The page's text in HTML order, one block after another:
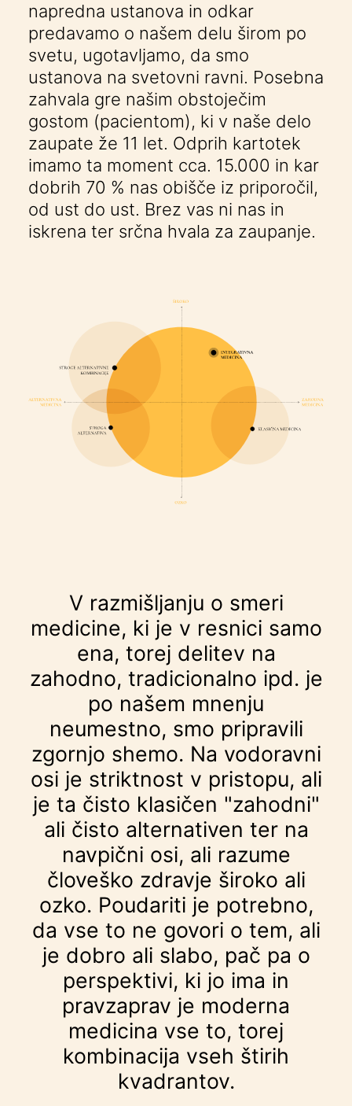
napredna ustanova in odkar
predavamo o našem delu širom po
svetu, ugotavljamo, da smo
ustanova na svetovni ravni. Posebna
zahvala gre našim obstoječim
gostom (pacientom), ki v naše delo
zaupate že 11 let. Odprih kartotek
imamo ta moment cca. 15.000 in kar
dobrih 70 % nas obišče iz priporočil,
od ust do ust. Brez vas ni nas in
iskrena ter srčna hvala za zaupanje.
V razmišljanju o smeri
medicine, ki je v resnici samo
ena, torej delitev na
zahodno, tradicionalno ipd. je
po našem mnenju
neumestno, smo pripravili
zgornjo shemo. Na vodoravni
osi je striktnost v pristopu, ali
je ta čisto klasičen "zahodni"
ali čisto alternativen ter na
navpični osi, ali razume
človeško zdravje široko ali
ozko. Poudariti je potrebno,
da vse to ne govori o tem, ali
je dobro ali slabo, pač pa o
perspektivi, ki jo ima in
pravzaprav je moderna
medicina vse to, torej
kombinacija vseh štirih
kvadrantov.